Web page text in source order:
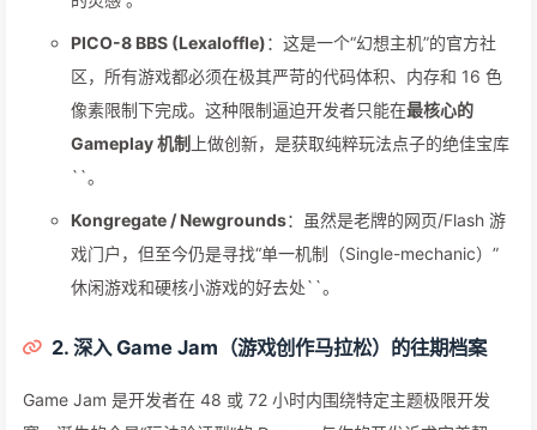
PICO-8 BBS (Lexaloffle)：这是一个“幻想主机”的官方社
区，所有游戏都必须在极其严苛的代码体积、内存和 16 色
像素限制下完成。这种限制逼迫开发者只能在最核心的
Gameplay 机制 上做创新，是获取纯粹玩法点子的绝佳宝库
``。
Kongregate / Newgrounds：虽然是老牌的网页/Flash 游
戏门户，但至今仍是寻找“单一机制（Single-mechanic）”
休闲游戏和硬核小游戏的好去处``。
2. 深入 Game Jam（游戏创作马拉松）的往期档案
Game Jam 是开发者在 48 或 72 小时内围绕特定主题极限开发